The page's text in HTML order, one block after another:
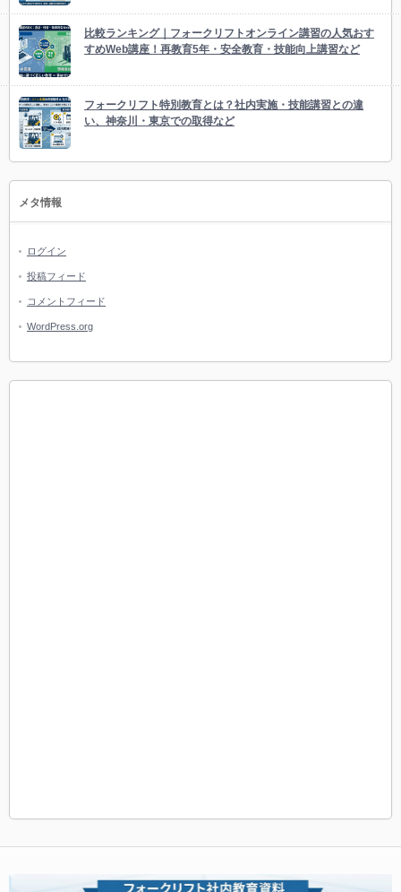
比較ランキング｜フォークリフトオンライン講習の人気おす
すめWeb講座！再教育5年・安全教育・技能向上講習など
フォークリフト特別教育とは？社内実施・技能講習との違
い、神奈川・東京での取得など
メタ情報
ログイン
投稿フィード
コメントフィード
WordPress.org